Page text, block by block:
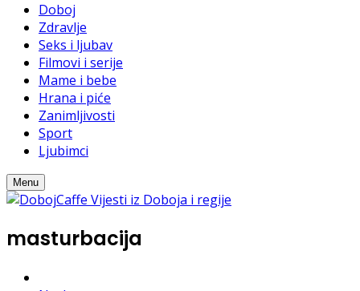
Doboj
Zdravlje
Seks i ljubav
Filmovi i serije
Mame i bebe
Hrana i piće
Zanimljivosti
Sport
Ljubimci
Menu
masturbacija